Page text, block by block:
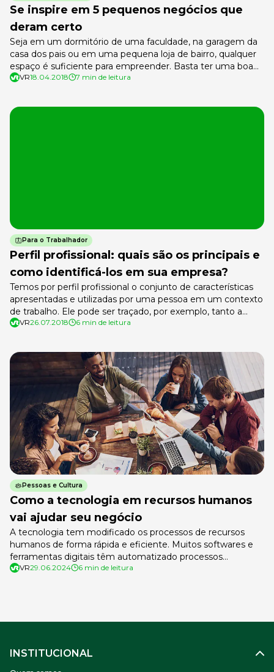
Se inspire em 5 pequenos negócios que
deram certo
Seja em um dormitório de uma faculdade, na garagem da
casa dos pais ou em uma pequena loja de bairro, qualquer
espaço é suficiente para empreender. Basta ter uma boa
ideia, planejar e trabalhar para desenvolver o seu negócio.
VR18.04.2018 7 min de leitura
Para o Trabalhador
Perfil profissional: quais são os principais e
como identificá-los em sua empresa?
Temos por perfil profissional o conjunto de características
apresentadas e utilizadas por uma pessoa em um contexto
de trabalho. Ele pode ser traçado, por exemplo, tanto a
partir de competências relacionadas às atividades técnicas
perfil profissional corresponde […]
VR26.07.2018 6 min de leitura
Pessoas e Cultura
Como a tecnologia em recursos humanos
vai ajudar seu negócio
A tecnologia tem modificado os processos de recursos
humanos de forma rápida e eficiente. Muitos softwares e
ferramentas digitais têm automatizado processos
rotineiros, liberando os profissionais da área para tratarem
VR29.06.2024 6 min de leitura
INSTITUCIONAL